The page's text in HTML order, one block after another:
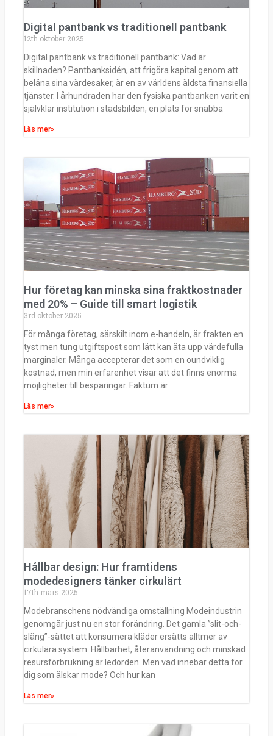
Digital pantbank vs traditionell pantbank
12th oktober 2025
Digital pantbank vs traditionell pantbank: Vad är
skillnaden? Pantbanksidén, att frigöra kapital genom att
belåna sina värdesaker, är en av världens äldsta finansiella
tjänster. I århundraden har den fysiska pantbanken varit en
självklar institution i stadsbilden, en plats för snabba
Läs mer»
Hur företag kan minska sina fraktkostnader
med 20% – Guide till smart logistik
3rd oktober 2025
För många företag, särskilt inom e-handeln, är frakten en
tyst men tung utgiftspost som lätt kan äta upp värdefulla
marginaler. Många accepterar det som en oundviklig
kostnad, men min erfarenhet visar att det finns enorma
möjligheter till besparingar. Faktum är
Läs mer»
Hållbar design: Hur framtidens
modedesigners tänker cirkulärt
17th mars 2025
Modebranschens nödvändiga omställning Modeindustrin
genomgår just nu en stor förändring. Det gamla ”slit-och-
släng”-sättet att konsumera kläder ersätts alltmer av
cirkulära system. Hållbarhet, återanvändning och minskad
resursförbrukning är ledorden. Men vad innebär detta för
dig som älskar mode? Och hur kan
Läs mer»